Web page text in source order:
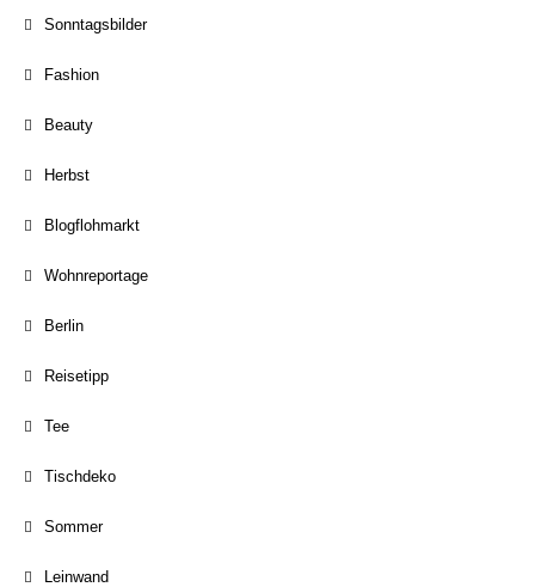
Sonntagsbilder
Fashion
Beauty
Herbst
Blogflohmarkt
Wohnreportage
Berlin
Reisetipp
Tee
Tischdeko
Sommer
Leinwand